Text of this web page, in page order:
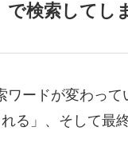
で検索してし
ードが変わっ
る」、そして最